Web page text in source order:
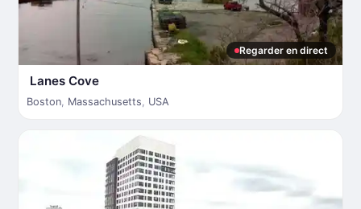
Regarder en direct
Lanes Cove
Boston, Massachusetts, USA